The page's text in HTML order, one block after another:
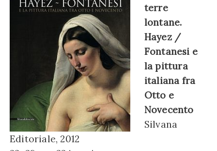
terre
lontane.
Hayez /
Fontanesi e
la pittura
italiana fra
Otto e
Novecento
Silvana
Editoriale, 2012